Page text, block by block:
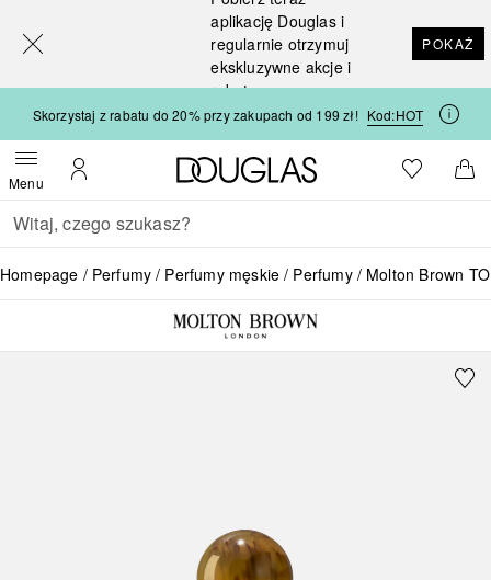
aplikację Douglas i
regularnie otrzymuj
ekskluzywne akcje i
rabaty
POKAŻ
Skorzystaj z rabatu do 20% przy zakupach od 199 zł! Kod:HOT
MenuOtwórz menuMoje konto
Strona główna Douglas
Do listyDo
Wracać
Wykonaj wyszukiwanie
Homepage Perfumy Perfumy męskie Perfumy Molton Brown
[navigation.slideout.screenreader]